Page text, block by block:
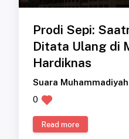
Prodi Sepi:
Ditata Ulang di
Hardiknas
Suara Muhammadiyah
0
Read more